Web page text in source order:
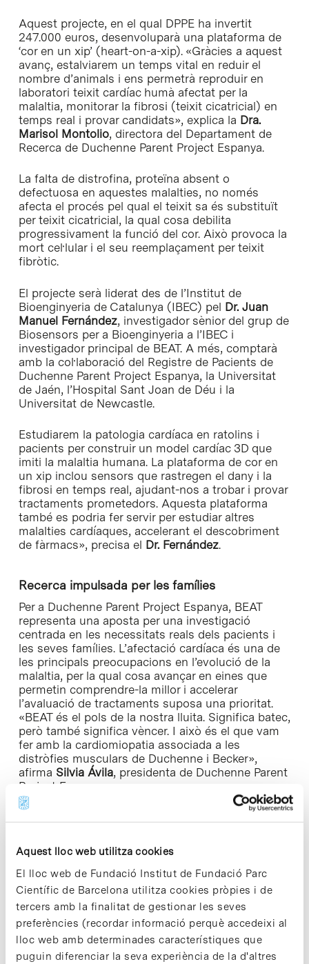
Aquest lloc web utilitza cookies
El lloc web de Fundació Institut de Fundació Parc
Científic de Barcelona utilitza cookies pròpies i de
tercers amb la finalitat de gestionar les seves
preferències (recordar informació perquè accedeixi al
lloc web amb determinades característiques que
puguin diferenciar la seva experiència de la d'altres
Aquest projecte, en el qual DPPE ha invertit
247.000 euros, desenvoluparà una plataforma de
‘cor en un xip’ (heart-on-a-xip). «Gràcies a aquest
avanç, estalviarem un temps vital en reduir el
nombre d’animals i ens permetrà reproduir en
laboratori teixit cardíac humà afectat per la
malaltia, monitorar la fibrosi (teixit cicatricial) en
temps real i provar candidats», explica la Dra.
Marisol Montolio, directora del Departament de
Recerca de Duchenne Parent Project Espanya.
La falta de distrofina, proteïna absent o
defectuosa en aquestes malalties, no només
afecta el procés pel qual el teixit sa és substituït
per teixit cicatricial, la qual cosa debilita
progressivament la funció del cor. Això provoca la
mort cel·lular i el seu reemplaçament per teixit
fibròtic.
El projecte serà liderat des de l’Institut de
Bioenginyeria de Catalunya (IBEC) pel Dr. Juan
Manuel Fernández, investigador sènior del grup de
Biosensors per a Bioenginyeria a l’IBEC i
investigador principal de BEAT. A més, comptarà
amb la col·laboració del Registre de Pacients de
Duchenne Parent Project Espanya, la Universitat
de Jaén, l’Hospital Sant Joan de Déu i la
Universitat de Newcastle.
Estudiarem la patologia cardíaca en ratolins i
pacients per construir un model cardíac 3D que
imiti la malaltia humana. La plataforma de cor en
un xip inclou sensors que rastregen el dany i la
fibrosi en temps real, ajudant-nos a trobar i provar
tractaments prometedors. Aquesta plataforma
també es podria fer servir per estudiar altres
malalties cardíaques, accelerant el descobriment
de fàrmacs», precisa el Dr. Fernández.
Recerca impulsada per les famílies
Per a Duchenne Parent Project Espanya, BEAT
representa una aposta per una investigació
centrada en les necessitats reals dels pacients i
les seves famílies. L’afectació cardíaca és una de
les principals preocupacions en l’evolució de la
malaltia, per la qual cosa avançar en eines que
permetin comprendre-la millor i accelerar
l’avaluació de tractaments suposa una prioritat.
«BEAT és el pols de la nostra lluita. Significa batec,
però també significa vèncer. I això és el que vam
fer amb la cardiomiopatia associada a les
distròfies musculars de Duchenne i Becker»,
afirma Silvia Ávila, presidenta de Duchenne Parent
Project Espanya.
l’objectiu de mantenir una recerca alineada amb
les prioritats de la comunitat Duchenne i Becker.
Amb aquesta iniciativa, Duchenne Parent Project
Espanya reforça el seu compromís amb la
innovació biomèdica, l’accés a noves solucions
terapèutiques i la millora de la qualitat de vida de
les persones afectades per distròfies musculars
de Duchenne i Becker. A més, per poder
augmentar els fons destinats a aquesta